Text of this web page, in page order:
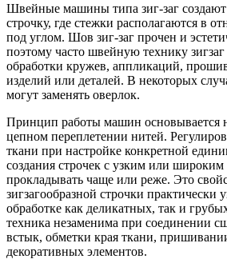
Швейные машины типа зиг-заг создают
строчку, где стежки располагаются в
под углом. Шов зиг-заг прочен и
поэтому часто швейную технику
обработки кружев, аппликаций,
изделий или деталей. В некоторых
могут заменять оверлок.
Принцип работы машин основывается
цепном переплетении нитей.
ткани при настройке конкретной
создания строчек с узким или широким
прокладывать чаще или реже. Это
зигзагообразной строчки
обработке как деликатных, так и
техника незаменима при соединении
встык, обметки края ткани,
декоративных элементов.